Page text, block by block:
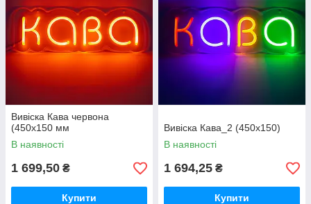
Вивіска Кава червона
(450х150 мм
В наявності
1 699,50 ₴
Купити
Вивіска Кава_2 (450х150)
В наявності
1 694,25 ₴
Купити